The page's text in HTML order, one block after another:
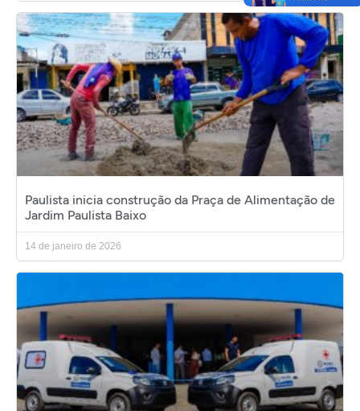
Paulista inicia construção da Praça de Alimentação de
Jardim Paulista Baixo
14 de janeiro de 2026